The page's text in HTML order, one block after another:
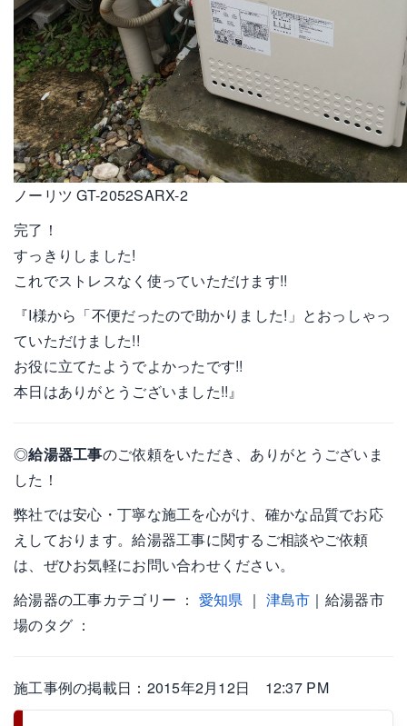
ノーリツ GT-2052SARX-2
完了！
すっきりしました!
これでストレスなく使っていただけます!!
『I様から「不便だったので助かりました!」とおっしゃっ
ていただけました!!
お役に立てたようでよかったです!!
本日はありがとうございました!!』
◎給湯器工事のご依頼をいただき、ありがとうございま
した！
弊社では安心・丁寧な施工を心がけ、確かな品質でお応
えしております。給湯器工事に関するご相談やご依頼
は、ぜひお気軽にお問い合わせください。
給湯器の工事カテゴリー ： 愛知県 ｜ 津島市 ｜給湯器市
場のタグ ：
施工事例の掲載日：2015年2月12日 12:37 PM